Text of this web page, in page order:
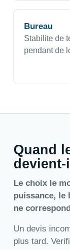
Bureau
Stabilite de
pendant de
Quand
Le choix le
puissance, le
ne
Un devis
plus tard.